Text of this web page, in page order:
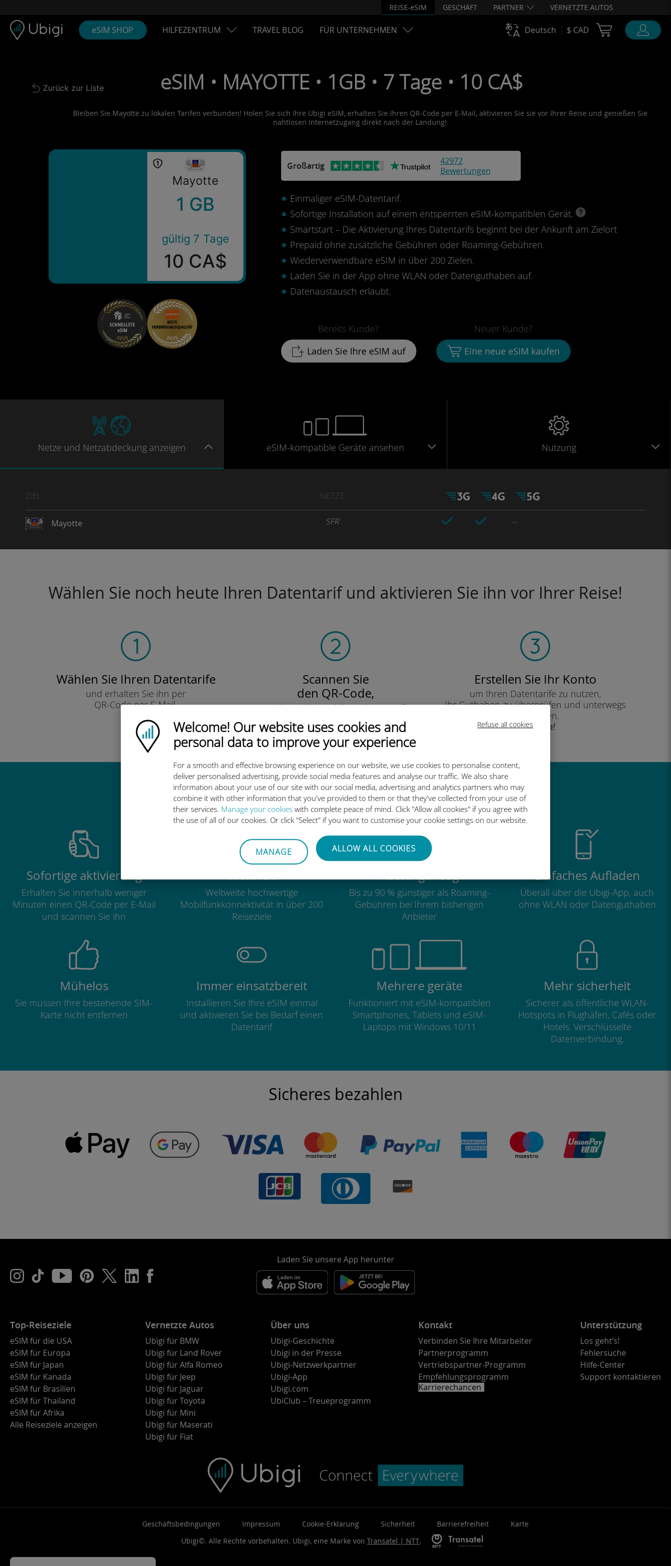
Refuse all cookies
Ubigi logo
Welcome! Our website uses cookies and
personal data to improve your experience
For a smooth and effective browsing experience on our website, we use cookies to personalise content,
deliver personalised advertising, provide social media features and analyse our traffic. We also share
information about your use of our site with our social media, advertising and analytics partners who may
combine it with other information that you've provided to them or that they've collected from your use of
their services. Manage your cookies with complete peace of mind. Click "Allow all cookies" if you agree with
the use of all of our cookies. Or click "Select" if you want to customise your cookie settings on our website.
MANAGE ALLOW ALL COOKIES
REISE-eSIM GESCHÄFT PARTNER VERNETZTE AUTOS
eSIM SHOP HILFEZENTRUM TRAVEL BLOG FÜR UNTERNEHMEN Deutsch $ CAD Cart Ubigi
Back to list
Zurück zur Liste eSIM • MAYOTTE • 1GB • 7 Tage • 10 CA$
Bleiben Sie Mayotte zu lokalen Tarifen verbunden! Holen Sie sich Ihre Ubigi eSIM, erhalten Sie Ihren QR-Code per E-Mail, aktivieren Sie sie vor Ihrer Reise und genießen Sie
nahtlosen Internetzugang direkt nach der Landung!
Mayotte
1 GB
gültig 7 Tage
10 CA$
Großartig
42972
Bewertungen
Einmaliger eSIM-Datentarif.
Sofortige Installation auf einem entsperrten eSIM-kompatiblen Gerät.
Smartstart – Die Aktivierung Ihres Datentarifs beginnt bei der Ankunft am Zielort
Prepaid ohne zusätzliche Gebühren oder Roaming-Gebühren.
Wiederverwendbare eSIM in über 200 Zielen.
Laden Sie in der App ohne WLAN oder Datenguthaben auf.
Datenaustausch erlaubt.
Bereits Kunde?
Laden Sie Ihre eSIM auf
Neuer Kunde?
Eine neue eSIM kaufen
Netze und Netzabdeckung anzeigen eSIM-kompatible Geräte ansehen Nutzung
ZIEL NETZE
Mayotte SFR
Wählen Sie noch heute Ihren Datentarif und aktivieren Sie ihn vor Ihrer Reise!
Wählen Sie Ihren Datentarife
und erhalten Sie ihn per
QR-Code per E-Mail.
Scannen Sie
den QR-Code,
um Ihre eSIM und Ihren Datentarife
zu aktivieren.
Einfach!
Erstellen Sie Ihr Konto
um Ihren Datentarife zu nutzen,
Ihr Guthaben zu überprüfen und unterwegs
aufzuladen.
Genießen!
Warum ist die internationale Ubigi eSIM so großartig
Sofortige aktivierung
Erhalten Sie innerhalb weniger
Minuten einen QR-Code per E-Mail
und scannen Sie ihn
Weltweit
Weltweite hochwertige
Mobilfunkkonnektivität in über 200
Reiseziele
Kostengünstig
Bis zu 90 % günstiger als Roaming-
Gebühren bei Ihrem bisherigen
Anbieter
Einfaches Aufladen
Überall über die Ubigi-App, auch
ohne WLAN oder Datenguthaben
Mühelos
Sie müssen Ihre bestehende SIM-
Karte nicht entfernen
Immer einsatzbereit
Installieren Sie Ihre eSIM einmal
und aktivieren Sie bei Bedarf einen
Datentarif
Mehrere geräte
Funktioniert mit eSIM-kompatiblen
Smartphones, Tablets und eSIM-
Laptops mit Windows 10/11
Mehr sicherheit
Sicherer als öffentliche WLAN-
Hotspots in Flughäfen, Cafés oder
Hotels. Verschlüsselte
Datenverbindung.
Sicheres bezahlen
Laden Sie unsere App herunter
Top-Reiseziele
eSIM für die USA
eSIM für Europa
eSIM für Japan
eSIM für Kanada
eSIM für Brasilien
eSIM für Thailand
eSIM für Afrika
Alle Reiseziele anzeigen
Vernetzte Autos
Ubigi für BMW
Ubigi für Land Rover
Ubigi für Alfa Romeo
Ubigi für Jeep
Ubigi für Jaguar
Ubigi für Toyota
Ubigi für Mini
Ubigi für Maserati
Ubigi für Fiat
Über uns
Ubigi-Geschichte
Ubigi in der Presse
Ubigi-Netzwerkpartner
Ubigi-App
Ubigi.com
UbiClub – Treueprogramm
Kontakt
Verbinden Sie Ihre Mitarbeiter
Partnerprogramm
Vertriebspartner-Programm
Empfehlungsprogramm
Karrierechancen
Unterstützung
Los geht’s!
Fehlersuche
Hilfe-Center
Support kontaktieren
Geschäftsbedingungen Impressum Cookie-Erklärung Sicherheit Barrierefreiheit
Karte
Ubigi©. Alle Rechte vorbehalten. Ubigi, eine Marke vonTransatel | NTT.